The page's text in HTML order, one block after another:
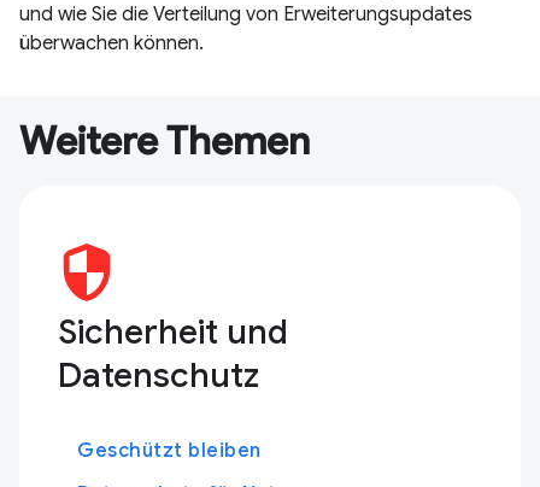
und wie Sie die Verteilung von Erweiterungsupdates
überwachen können.
Weitere Themen
Sicherheit und
Datenschutz
Geschützt bleiben